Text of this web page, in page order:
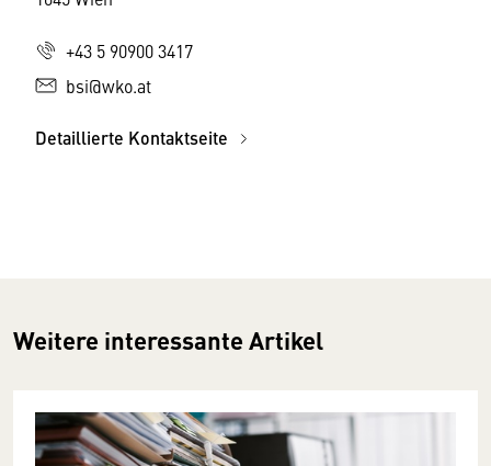
+43 5 90900 3417
bsi@wko.at
Detaillierte Kontaktseite
Weitere interessante Artikel